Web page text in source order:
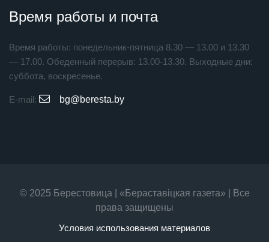
Время работы и почта
Время работы: понедельник-пятница 8.30 — 13.00 и 13.30
— 17.00. Обеденный перерыв: 13.00-13.30. Выходные дни:
суббота, воскресенье.
E-mail: bg@beresta.by
© 2025 Берестовица | «Бераставiцкая газета» | Все
права защищены
Условия использования материалов